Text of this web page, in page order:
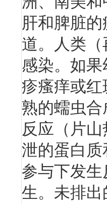
肝和脾脏
道。人类
感染。如
疹瘙痒或
熟的蠕虫
反应（片
泄的蛋白
参与下发
生。未排出